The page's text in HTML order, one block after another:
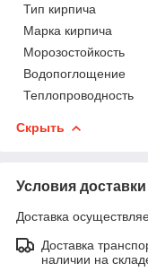
Тип кирпича
Марка кирпича
Морозостойкость
Водопоглощение
Теплопроводность
Скрыть
Условия доставки
Доставка
Доставка
наличии на